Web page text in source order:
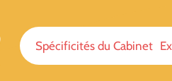
Spécificités du Cabinet